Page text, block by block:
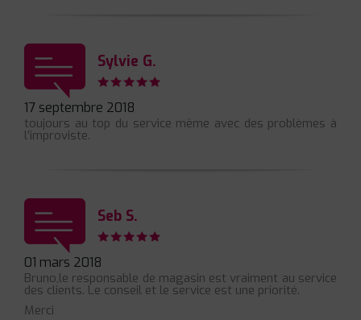
Sylvie G.
17 septembre 2018
toujours au top du service même avec des problèmes à
l’improviste.
Seb S.
01 mars 2018
Bruno,le responsable de magasin est vraiment au service
des clients. Le conseil et le service est une priorité.
Merci